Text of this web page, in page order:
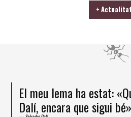
+ Actualitat
He arribat a la certesa
un ésser superior